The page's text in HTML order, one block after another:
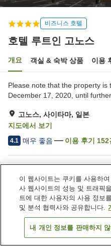
비즈니스 호텔
호텔 루트인 고노스
개요 객실 & 숙박 상품 이용
Please note that the property is
December 17, 2020, until
고노스, 사이타마, 일본
지도에서 보기
4.1 매우 좋음 이용 후기 152
주차장
레스토랑
객실
이 웹사이트는 쿠키를 사용하
사 웹사이트의 성능 및 트래픽
트에 대한 사용자의 사용 정보
및 분석 협력사와 공유합니다.
내 개인 정보를 판매하지